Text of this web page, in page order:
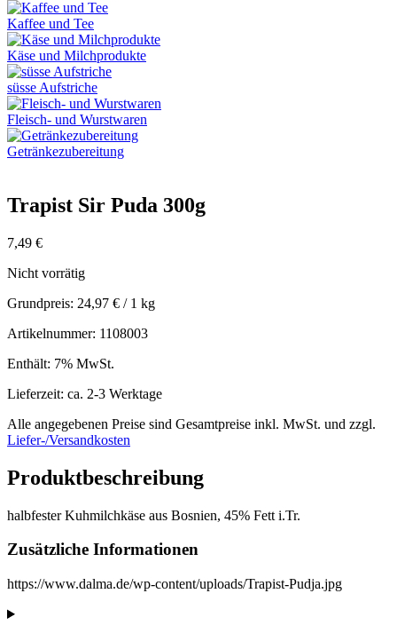
Kaffee und Tee
Käse und Milchprodukte
süsse Aufstriche
Fleisch- und Wurstwaren
Getränkezubereitung
Trapist Sir Puda 300g
7,49 €
Nicht vorrätig
Grundpreis: 24,97 € / 1 kg
Artikelnummer: 1108003
Enthält: 7% MwSt.
Lieferzeit: ca. 2-3 Werktage
Alle angegebenen Preise sind Gesamtpreise inkl. MwSt. und zzgl.
Liefer-/Versandkosten
Produktbeschreibung
halbfester Kuhmilchkäse aus Bosnien, 45% Fett i.Tr.
Zusätzliche Informationen
https://www.dalma.de/wp-content/uploads/Trapist-Pudja.jpg